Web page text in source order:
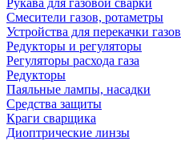
Рукава для газовой сварки
Смесители газов, ротаметры
Устройства для перекачки газов
Редукторы и регуляторы
Регуляторы расхода газа
Редукторы
Паяльные лампы, насадки
Средства защиты
Краги сварщика
Диоптрические линзы